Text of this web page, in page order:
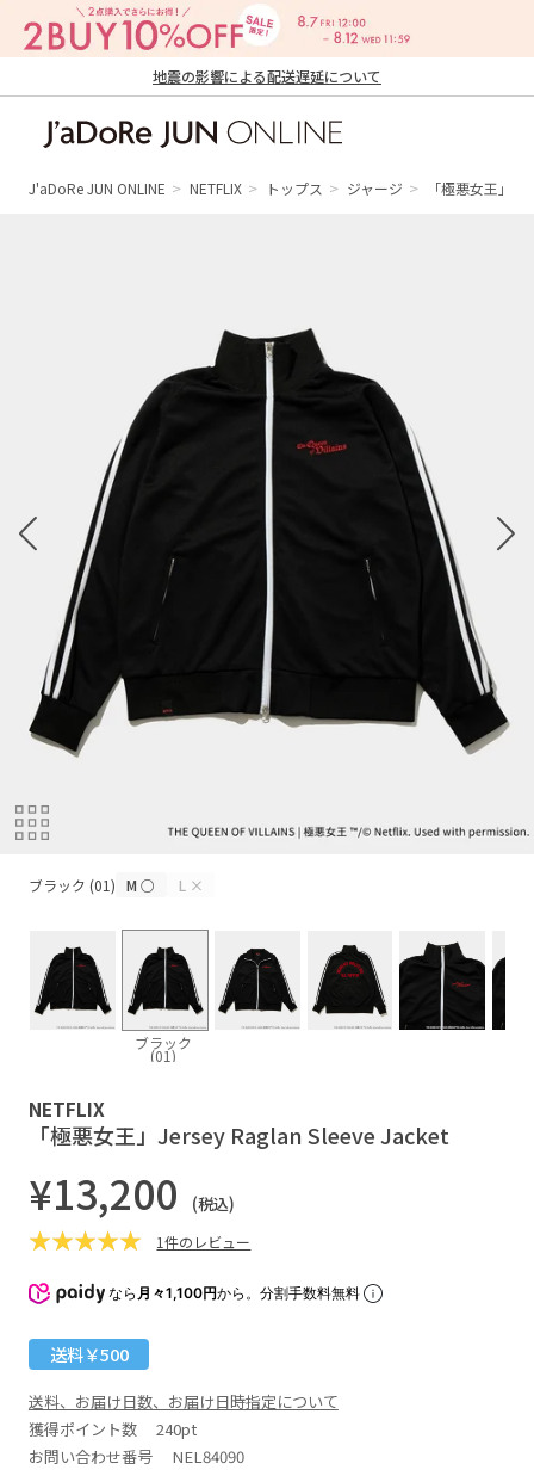
地震の影響による配送遅延について
ン オンライン）
J'aDoRe JUN ONLINE NETFLIX トップス ジャージ 「極悪女王」
ブラック (01) M○ L ×
ブラック
(01)
NETFLIX
「極悪女王」Jersey Raglan Sleeve Jacket
¥13,200 (税込)
1件のレビュー
なら 月々1,100円から。分割手数料無料
送料￥500
送料、お届け日数、お届け日時指定について
獲得ポイント数 240pt
お問い合わせ番号 NEL84090